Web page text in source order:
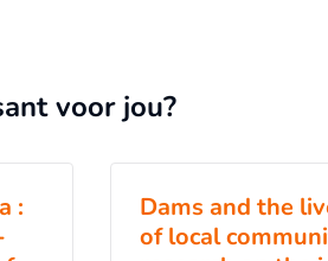
voor jou?
:
Dams and the
of local